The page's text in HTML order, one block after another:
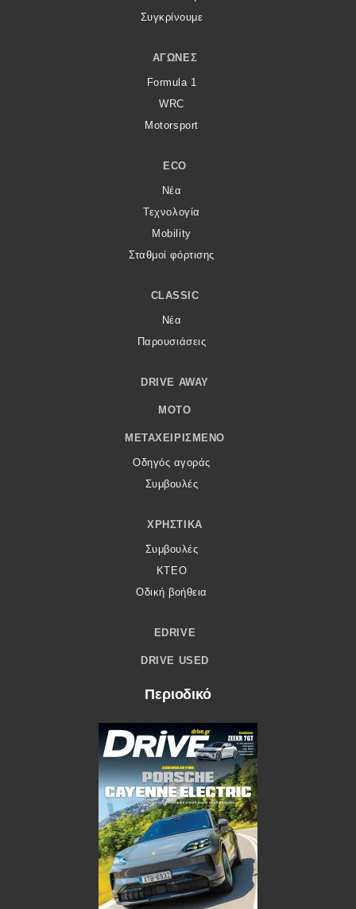
Συγκρίνουμε
ΑΓΏΝΕΣ
Formula 1
WRC
Motorsport
ECO
Νέα
Τεχνολογία
Mobility
Σταθμοί φόρτισης
CLASSIC
Νέα
Παρουσιάσεις
DRIVE AWAY
MOTO
ΜΕΤΑΧΕΙΡΙΣΜΈΝΟ
Οδηγός αγοράς
Συμβουλές
ΧΡΗΣΤΙΚΆ
Συμβουλές
ΚΤΕΟ
Οδική βοήθεια
EDRIVE
DRIVE USED
Περιοδικό